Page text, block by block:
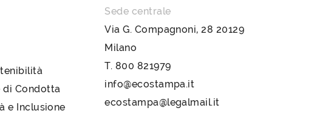
di Condotta
e Inclusione
Sede centrale
Via G. Compagnoni, 28 20129
Milano
T. 800 821979
info@ecostampa.it
ecostampa@legalmail.it